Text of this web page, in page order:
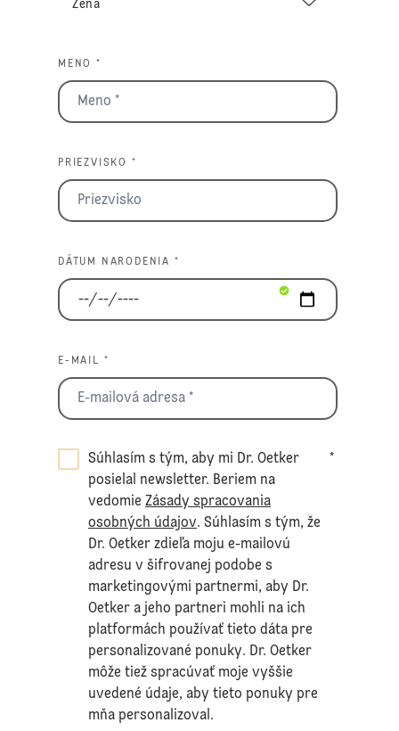
MENO *
PRIEZVISKO *
DÁTUM NARODENIA *
E-MAIL *
Súhlasím s tým, aby mi Dr. Oetker
posielal newsletter. Beriem na
vedomieZásady spracovania
osobných údajov. Súhlasím s tým, že
Dr. Oetker zdieľa moju e-mailovú
adresu v šifrovanej podobe s
marketingovými partnermi, aby Dr.
Oetker a jeho partneri mohli na ich
platformách používať tieto dáta pre
personalizované ponuky. Dr. Oetker
môže tiež spracúvať moje vyššie
uvedené údaje, aby tieto ponuky pre
mňa personalizoval.
*